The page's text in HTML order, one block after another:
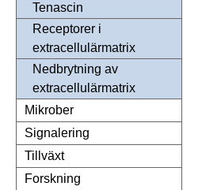
Tenascin
Receptorer i
extracellulärmatrix
Nedbrytning av
extracellulärmatrix
Mikrober
Signalering
Tillväxt
Forskning